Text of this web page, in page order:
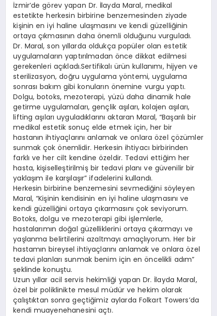
İzmir’de görev yapan Dr. İlayda Maral, medikal
estetikte herkesin birbirine benzemesinden ziyade
kişinin en iyi haline ulaşmasını ve kendi güzelliğinin
ortaya çıkmasının daha önemli olduğunu vurguladı.
Dr. Maral, son yıllarda oldukça popüler olan estetik
uygulamaların yaptırılmadan önce dikkat edilmesi
gerekenleri açıkladı.Sertifikalı ürün kullanımı, hijyen ve
sterilizasyon, doğru uygulama yöntemi, uygulama
sonrası bakım gibi konuların önemine vurgu yaptı.
Dolgu, botoks, mezoterapi, yüzü daha dinamik hale
getirme uygulamaları, gençlik aşıları, kolajen aşıları,
lifting aşıları uyguladıklarını aktaran Maral, “Başarılı bir
medikal estetik sonuç elde etmek için, her bir
hastanın ihtiyaçlarını anlamak ve onlara özel çözümler
sunmak çok önemlidir. Herkesin ihtiyacı birbirinden
farklı ve her cilt kendine özeldir. Tedavi ettiğim her
hasta, kişiselleştirilmiş bir tedavi planı ve güvenilir bir
yaklaşım ile karşılaşır” ifadelerini kullandı.
Herkesin birbirine benzemesini sevmediğini söyleyen
Maral, “Kişinin kendisinin en iyi haline ulaşmasını ve
kendi güzelliğini ortaya çıkarmasını çok seviyorum.
Botoks, dolgu ve mezoterapi gibi işlemlerle,
hastalarımın doğal güzelliklerini ortaya çıkarmayı ve
yaşlanma belirtilerini azaltmayı amaçlıyorum. Her bir
hastamın bireysel ihtiyaçlarını anlamak ve onlara özel
tedavi planları sunmak benim için en öncelikli adım”
şeklinde konuştu.
Uzun yıllar acil servis hekimliği yapan Dr. İlayda Maral,
özel bir poliklinikte mesul müdür ve hekim olarak
çalıştıktan sonra geçtiğimiz aylarda Folkart Towers’da
kendi muayenehanesini açtı.